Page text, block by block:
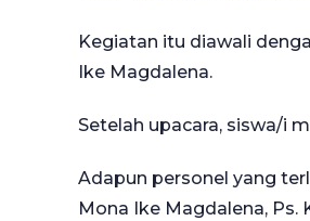
Kegiatan itu diawali
Ike Magdalena.
Setelah upacara, siswa/i
Adapun personel yang
Mona Ike Magdalena,